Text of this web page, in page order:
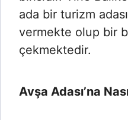
ada bir turizm
vermekte olup bir
çekmektedir.
Avşa Adası’na